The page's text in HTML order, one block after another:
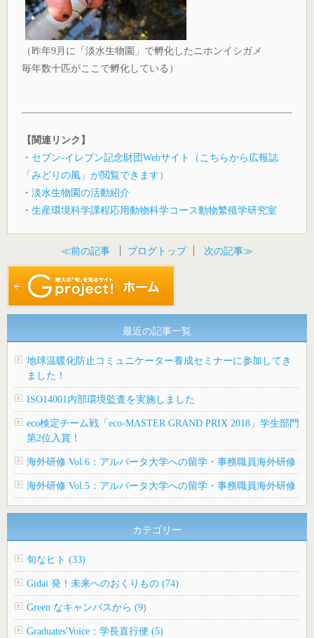
（昨年9月に「淡水生物園」で孵化したニホンイシガメ
毎年数十匹がここで孵化している）
【関連リンク】
・ セブン-イレブン記念財団Webサイト（こちらから広報誌
「みどりの風」が閲覧できます）
・ 淡水生物園の活動紹介
・ 生産環境科学課程応用動物科学コース動物繁殖学研究室
≪前の記事 ブログトップ 次の記事≫
最近の記事一覧
地球温暖化防止コミュニケーター養成セミナーに参加してき
ました！
ISO14001内部環境監査を実施しました
eco検定チーム戦「eco-MASTER GRAND PRIX 2018」学生部門
第2位入賞！
海外研修 Vol.6：アルバータ大学への留学・事務職員海外研修
海外研修 Vol.5：アルバータ大学への留学・事務職員海外研修
カテゴリー
旬なヒト (33)
Gidai 発！未来へのおくりもの (74)
Green なキャンパスから (9)
Graduates'Voice：学長直行便 (5)